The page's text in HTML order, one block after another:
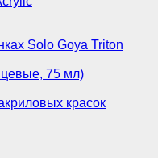
Solo Goya Triton
75 мл)
красок